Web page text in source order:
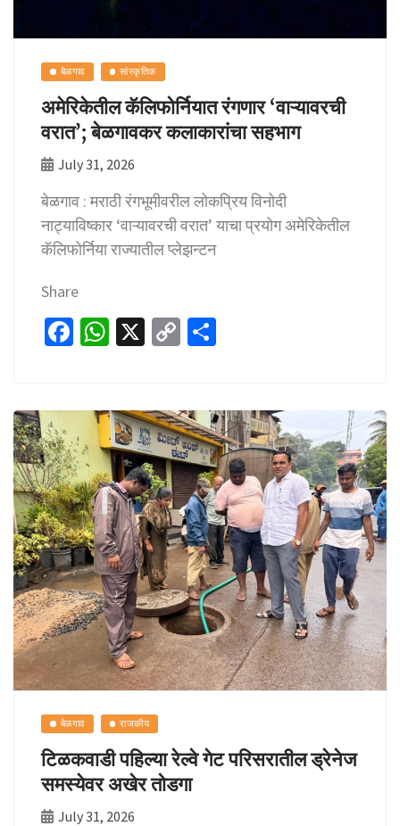
बेळगाव सांस्कृतिक
अमेरिकेतील कॅलिफोर्नियात रंगणार ‘वाऱ्यावरची
वरात’; बेळगावकर कलाकारांचा सहभाग
July 31, 2026
बेळगाव : मराठी रंगभूमीवरील लोकप्रिय विनोदी
नाट्याविष्कार ‘वाऱ्यावरची वरात’ याचा प्रयोग अमेरिकेतील
कॅलिफोर्निया राज्यातील प्लेझन्टन
Share
Fa
o
o
k
W
sA
p
p
X
C
y
Li
n
k
e
बेळगाव राजकीय
टिळकवाडी पहिल्या रेल्वे गेट परिसरातील ड्रेनेज
समस्येवर अखेर तोडगा
July 31, 2026